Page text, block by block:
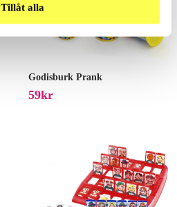
Tillåt alla
Godisburk Prank
59Kr